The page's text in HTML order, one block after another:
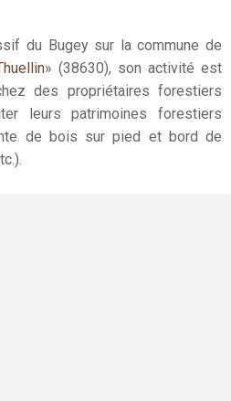
du Bugey sur la commune de
» (38630), son activité est
des propriétaires forestiers
leurs patrimoines forestiers
de bois sur pied et bord de